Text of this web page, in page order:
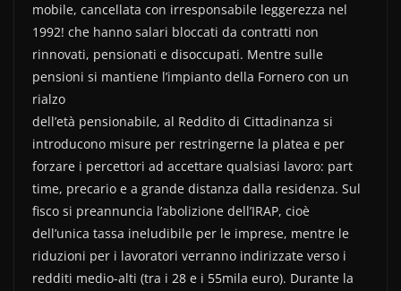
mobile, cancellata con irresponsabile leggerezza nel
1992! che hanno salari bloccati da contratti non
rinnovati, pensionati e disoccupati. Mentre sulle
pensioni si mantiene l’impianto della Fornero con un
rialzo
dell’età pensionabile, al Reddito di Cittadinanza si
introducono misure per restringerne la platea e per
forzare i percettori ad accettare qualsiasi lavoro: part
time, precario e a grande distanza dalla residenza. Sul
fisco si preannuncia l’abolizione dell’IRAP, cioè
dell’unica tassa ineludibile per le imprese, mentre le
riduzioni per i lavoratori verranno indirizzate verso i
redditi medio-alti (tra i 28 e i 55mila euro). Durante la